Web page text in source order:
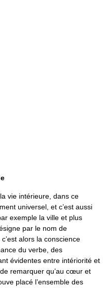
vie intérieure, dans ce
universel, et c’est aussi
exemple la ville et plus
par le nom de
alors la conscience
du verbe, des
évidentes entre intériorité et
remarquer qu’au cœur et
placé l’ensemble des